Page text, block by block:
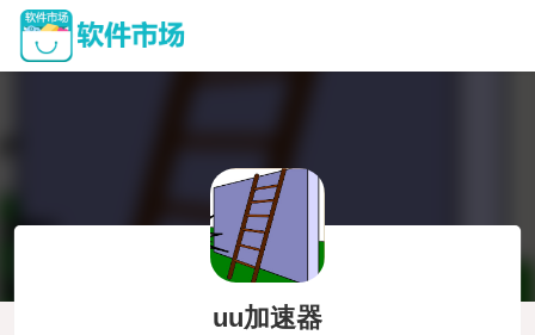
uu加速器